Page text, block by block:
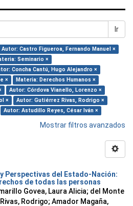
Ir
Autor: Castro Figueroa, Fernando Manuel ×
Seminario ×
Concha Cantú, Hugo Alejandro ×
×
Materia: Derechos Humanos ×
Autor: Córdova Vianello, Lorenzo ×
×
Autor: Gutiérrez Rivas, Rodrigo ×
Autor: Astudillo Reyes, César Iván ×
Mostrar filtros avanzados
Perspectivas del Estado-Nación:
de todas las personas
Govea, Laura Alicia; del Monte
Rodrigo; Amador Magaña,